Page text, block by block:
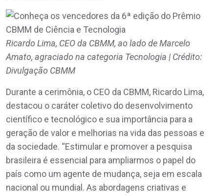
Ricardo Lima, CEO da CBMM, ao lado de Marcelo
Amato, agraciado na categoria Tecnologia | Crédito:
Divulgação CBMM
Durante a cerimônia, o CEO da CBMM, Ricardo Lima,
destacou o caráter coletivo do desenvolvimento
científico e tecnológico e sua importância para a
geração de valor e melhorias na vida das pessoas e
da sociedade. “Estimular e promover a pesquisa
brasileira é essencial para ampliarmos o papel do
país como um agente de mudança, seja em escala
nacional ou mundial. As abordagens criativas e